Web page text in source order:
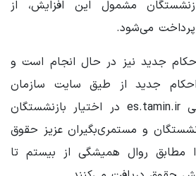
مشمول این افزایش، از
پرداخت می‌شود.
جدید نیز در حال انجام است و
جدید از طیق سایت سازمان
تأمین‌اجتماعی به نشانی es.tamin.ir در اختیار بازنشستگان
و مستمری‌بگیران عزیز حقوق
مطابق روال همیشگی از بیستم تا